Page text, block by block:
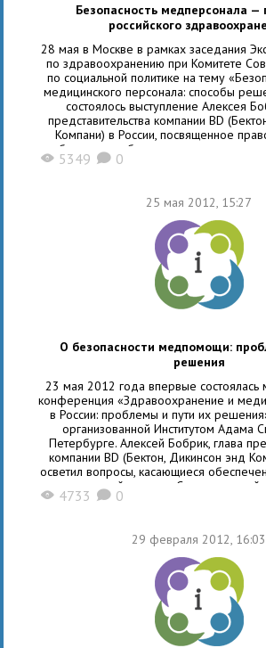
Безопасность медперсонала —
российского
28 мая в Москве в рамках заседания
по здравоохранению при Комитете
по социальной политике на тему
медицинского персонала: способы
состоялось выступление Алексея
представительства компании BD
Компани) в России, посвященное
обеспечения безопасности
В заседании приняли участие
по социальной политике и ведущие
в области безопасности
В рамках текущего
X 5349 K 0
25 мая 2012, 15:27
О безопасности медпомощи:
решения
23 мая 2012 года впервые
конференция «Здравоохранение и
в России: проблемы и пути их
организованной Институтом Адама
Петербурге. Алексей Бобрик, глава
компании BD (Бектон, Дикинсон энд
осветил вопросы, касающиеся
медицинской помощи.
системы здравоохранения является
характеризует то, что при
X 4733 K 0
29 февраля 2012, 16:03